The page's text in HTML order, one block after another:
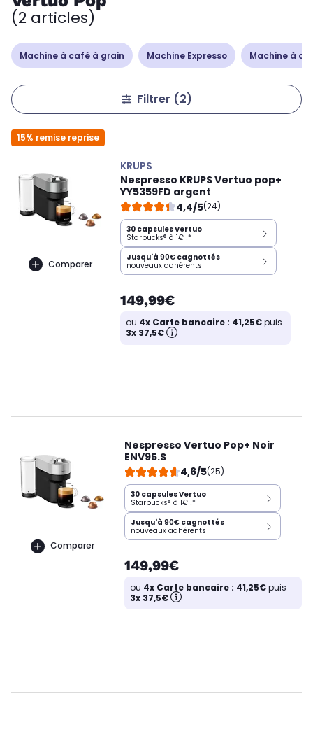
(2 articles)
Machine à café à grain Machine Expresso Machine à
Filtrer (2)
15% remise reprise
Comparer
KRUPS
Nespresso KRUPS Vertuo pop+
YY5359FD argent
4,4/5(24)
30 capsules Vertuo
Starbucks® à 1€ !*
Jusqu'à 90€ cagnottés
nouveaux adhérents
149,99€
ou 4x Carte bancaire : 41,25€puis
3x 37,5€
Comparer
Nespresso Vertuo Pop+ Noir
ENV95.S
4,6/5(25)
30 capsules Vertuo
Starbucks® à 1€ !*
Jusqu'à 90€ cagnottés
nouveaux adhérents
149,99€
ou 4x Carte bancaire : 41,25€puis
3x 37,5€